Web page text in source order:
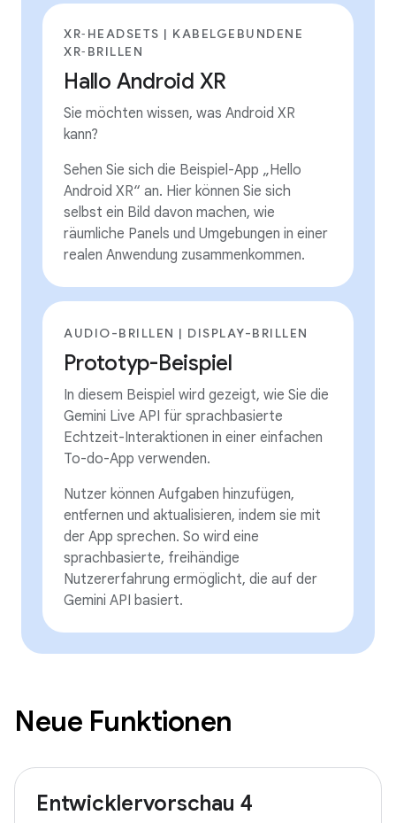
XR‑HEADSETS | KABELGEBUNDENE
XR‑BRILLEN
Hallo Android XR
Sie möchten wissen, was Android XR
kann?
Sehen Sie sich die Beispiel-App „Hello
Android XR“ an. Hier können Sie sich
selbst ein Bild davon machen, wie
räumliche Panels und Umgebungen in einer
realen Anwendung zusammenkommen.
AUDIO-BRILLEN | DISPLAY-BRILLEN
Prototyp-Beispiel
In diesem Beispiel wird gezeigt, wie Sie die
Gemini Live API für sprachbasierte
Echtzeit-Interaktionen in einer einfachen
To-do-App verwenden.
Nutzer können Aufgaben hinzufügen,
entfernen und aktualisieren, indem sie mit
der App sprechen. So wird eine
sprachbasierte, freihändige
Nutzererfahrung ermöglicht, die auf der
Gemini API basiert.
Neue Funktionen
Entwicklervorschau 4